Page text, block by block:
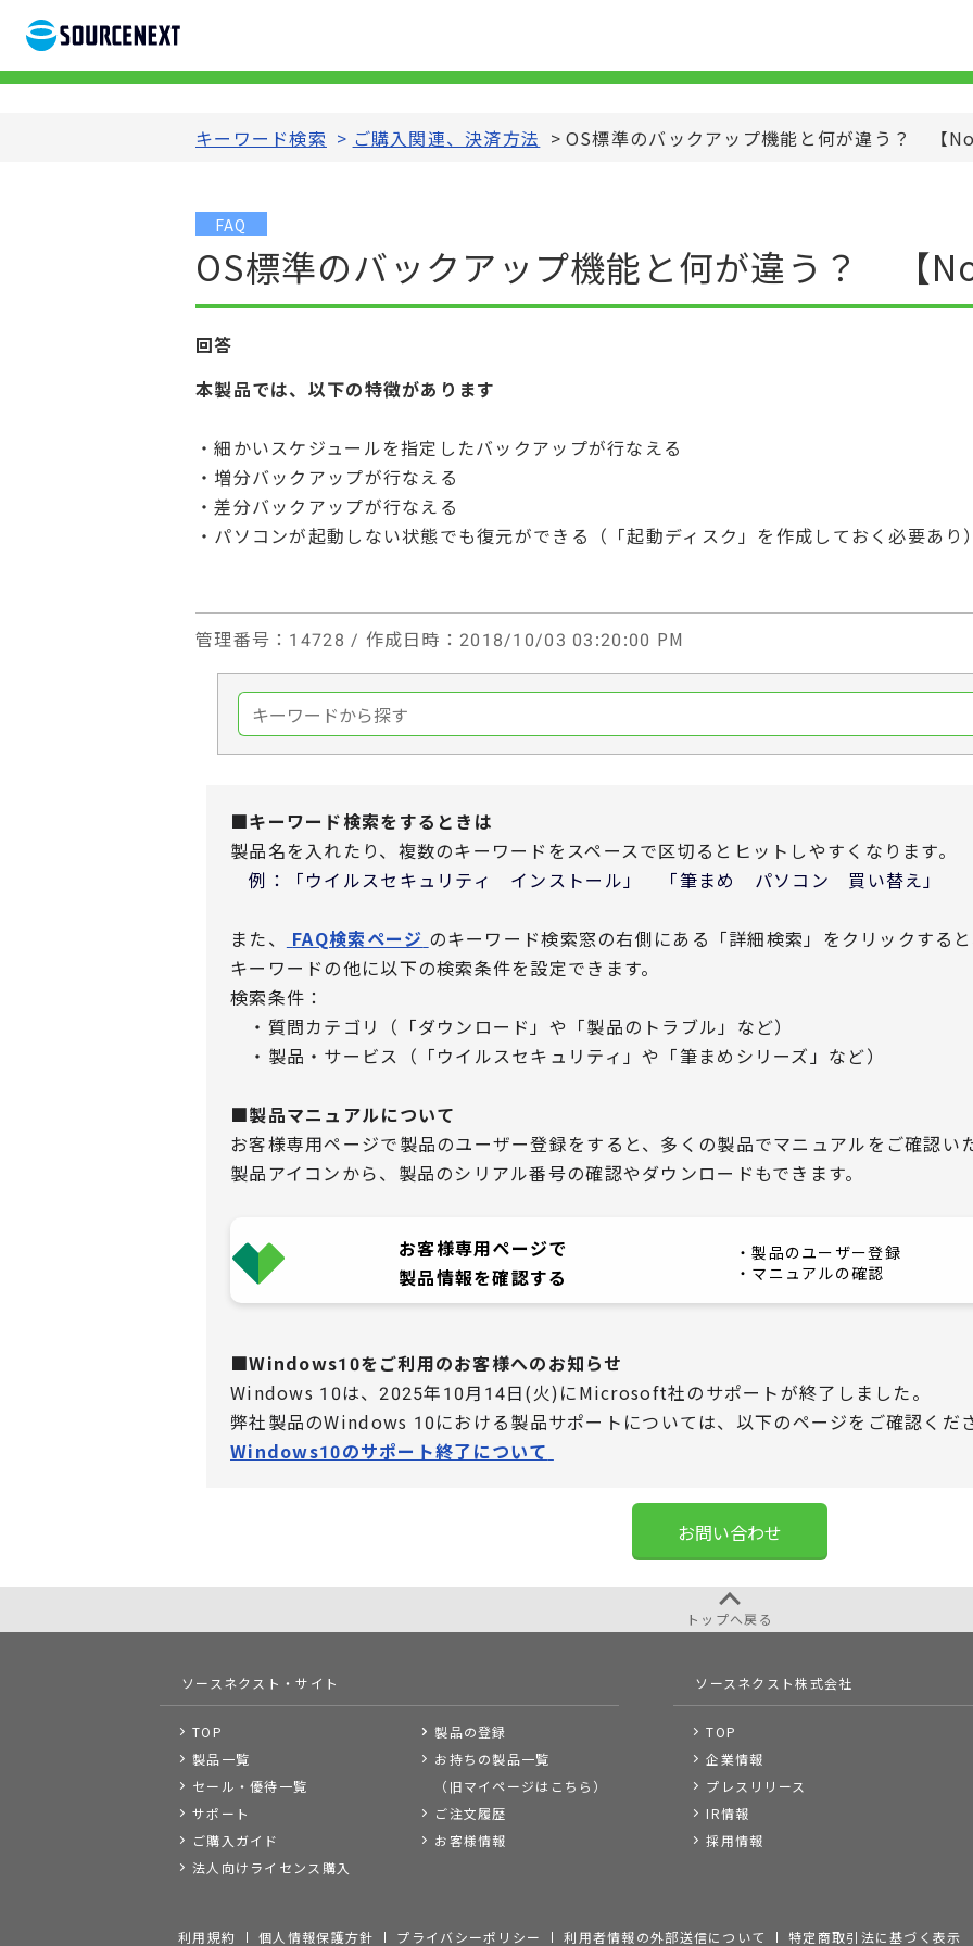
キーワード検索 > ご購入関連、決済方法 > OS標準のバックアップ機能と何が違う？ 【
FAQ
OS標準のバックアップ機能と何が違う？ 【
回答
本製品では、以下の特徴があります
・細かいスケジュールを指定したバックアップが行なえる
・増分バックアップが行なえる
・差分バックアップが行なえる
・パソコンが起動しない状態でも復元ができる（「起動ディスク」を作成しておく必要あり）
管理番号 ：14728 / 作成日時 ：2018/10/03 03:20:00 PM
■キーワード検索をするときは
製品名を入れたり、複数のキーワードをスペースで区切るとヒットしやすくなります。
例：「ウイルスセキュリティ インストール」 「筆まめ パソコン 買い替え」
また、 FAQ検索ページ のキーワード検索窓の右側にある「詳細検索」をクリックすると
キーワードの他に以下の検索条件を設定できます。
検索条件：
・質問カテゴリ（「ダウンロード」や「製品のトラブル」など）
・製品・サービス（「ウイルスセキュリティ」や「筆まめシリーズ」など）
■製品マニュアルについて
お客様専用ページで製品のユーザー登録をすると、多くの製品でマニュアルをご確認い
製品アイコンから、製品のシリアル番号の確認やダウンロードもできます。
お客様専用ページで
製品情報を確認する
・製品のユーザー登録
・マニュアルの確認
■Windows10をご利用のお客様へのお知らせ
Windows 10は、2025年10月14日(火)にMicrosoft社のサポートが終了しました。
弊社製品のWindows 10における製品サポートについては、 以下のページをご確認くだ
Windows10のサポート終了について
お問い合わせ
トップへ戻る
ソースネクスト・サイト
TOP
製品一覧
セール・優待一覧
サポート
ご購入ガイド
法人向けライセンス購入
製品の登録
お持ちの製品一覧
（旧マイページはこちら）
ご注文履歴
お客様情報
ソースネクスト株式会社
TOP
企業情報
プレスリリース
IR情報
採用情報
利用規約 個人情報保護方針 プライバシーポリシー 利用者情報の外部送信について 特定商取引法に基づく表示